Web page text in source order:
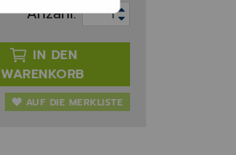
Anzahl:
IN DEN
WARENKORB
AUF DIE MERKLISTE